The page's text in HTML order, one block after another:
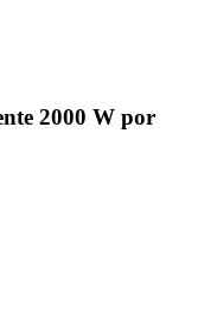
2000 W por